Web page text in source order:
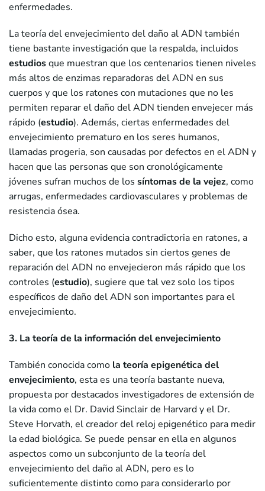
enfermedades.
La teoría del envejecimiento del daño al ADN también
tiene bastante investigación que la respalda, incluidos
estudiosque muestran que los centenarios tienen niveles
más altos de enzimas reparadoras del ADN en sus
cuerpos y que los ratones con mutaciones que no les
permiten reparar el daño del ADN tienden envejecer más
rápido (estudio). Además, ciertas enfermedades del
envejecimiento prematuro en los seres humanos,
llamadas progeria, son causadas por defectos en el ADN y
hacen que las personas que son cronológicamente
jóvenes sufran muchos de los síntomas de la vejez, como
arrugas, enfermedades cardiovasculares y problemas de
resistencia ósea.
Dicho esto, alguna evidencia contradictoria en ratones, a
saber, que los ratones mutados sin ciertos genes de
reparación del ADN no envejecieron más rápido que los
controles (estudio), sugiere que tal vez solo los tipos
específicos de daño del ADN son importantes para el
envejecimiento.
3. La teoría de la información del envejecimiento
También conocida como la teoría epigenética del
envejecimiento, esta es una teoría bastante nueva,
propuesta por destacados investigadores de extensión de
la vida como el Dr. David Sinclair de Harvard y el Dr.
Steve Horvath, el creador del reloj epigenético para medir
la edad biológica. Se puede pensar en ella en algunos
aspectos como un subconjunto de la teoría del
envejecimiento del daño al ADN, pero es lo
suficientemente distinto como para considerarlo por